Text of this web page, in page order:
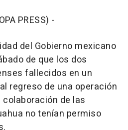
PRESS) -
del Gobierno mexicano
de que los dos
fallecidos en un
regreso de una operación
de las
no tenían permiso